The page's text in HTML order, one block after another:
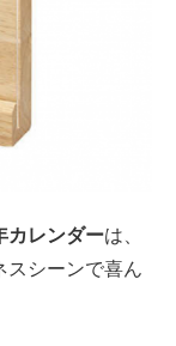
カレンダーは、
スシーンで喜ん